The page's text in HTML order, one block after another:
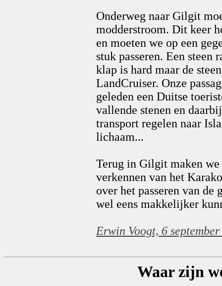
Onderweg naar Gilgit
modderstroom. Dit keer
en moeten we op een
stuk passeren. Een steen
klap is hard maar de
LandCruiser. Onze
geleden een Duitse
vallende stenen en
transport regelen naar
lichaam...
Terug in Gilgit maken
verkennen van het
over het passeren van
wel eens makkelijker
Erwin Voogt, 6
Waar zijn